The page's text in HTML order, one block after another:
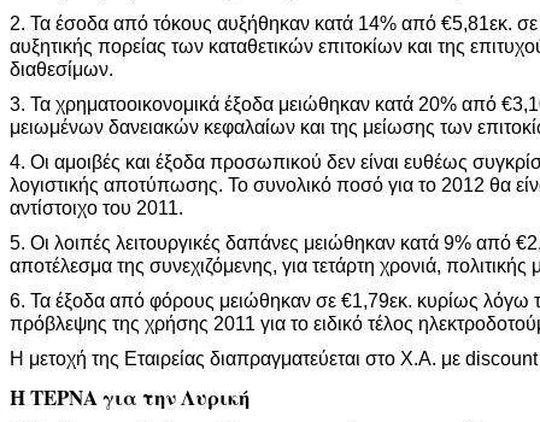
2. Τα έσοδα από τόκους αυξήθηκαν κατά 14% από €5,81εκ.
αυξητικής πορείας των καταθετικών επιτοκίων και της
διαθεσίμων.
3. Τα χρηματοοικονομικά έξοδα μειώθηκαν κατά 20% από
μειωμένων δανειακών κεφαλαίων και της μείωσης των
4. Οι αμοιβές και έξοδα προσωπικού δεν είναι ευθέως
λογιστικής αποτύπωσης. Το συνολικό ποσό για το 2012 θα
αντίστοιχο του 2011.
5. Οι λοιπές λειτουργικές δαπάνες μειώθηκαν κατά 9% από
αποτέλεσμα της συνεχιζόμενης, για τετάρτη χρονιά,
6. Τα έξοδα από φόρους μειώθηκαν σε €1,79εκ. κυρίως λόγω
πρόβλεψης της χρήσης 2011 για το ειδικό τέλος
Η μετοχή της Εταιρείας διαπραγματεύεται στο Χ.Α. με
Η ΤΕΡΝΑ για την Λυρική